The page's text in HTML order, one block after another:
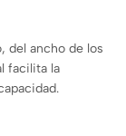
del ancho de los
facilita la